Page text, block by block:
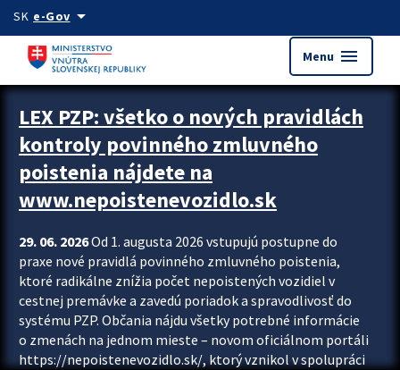
Preskocit na hlavný obsah
SK e-Govarrow_drop_down
Menu menu
Zastavit automatický posun upútavok
LEX PZP: všetko o nových pravidlách
kontroly povinného zmluvného
poistenia nájdete na
www.nepoistenevozidlo.sk
29. 06. 2026Od 1. augusta 2026 vstupujú postupne do
praxe nové pravidlá povinného zmluvného poistenia,
ktoré radikálne znížia počet nepoistených vozidiel v
cestnej premávke a zavedú poriadok a spravodlivosť do
systému PZP. Občania nájdu všetky potrebné informácie
o zmenách na jednom mieste – novom oficiálnom portáli
https://nepoistenevozidlo.sk/, ktorý vznikol v spolupráci